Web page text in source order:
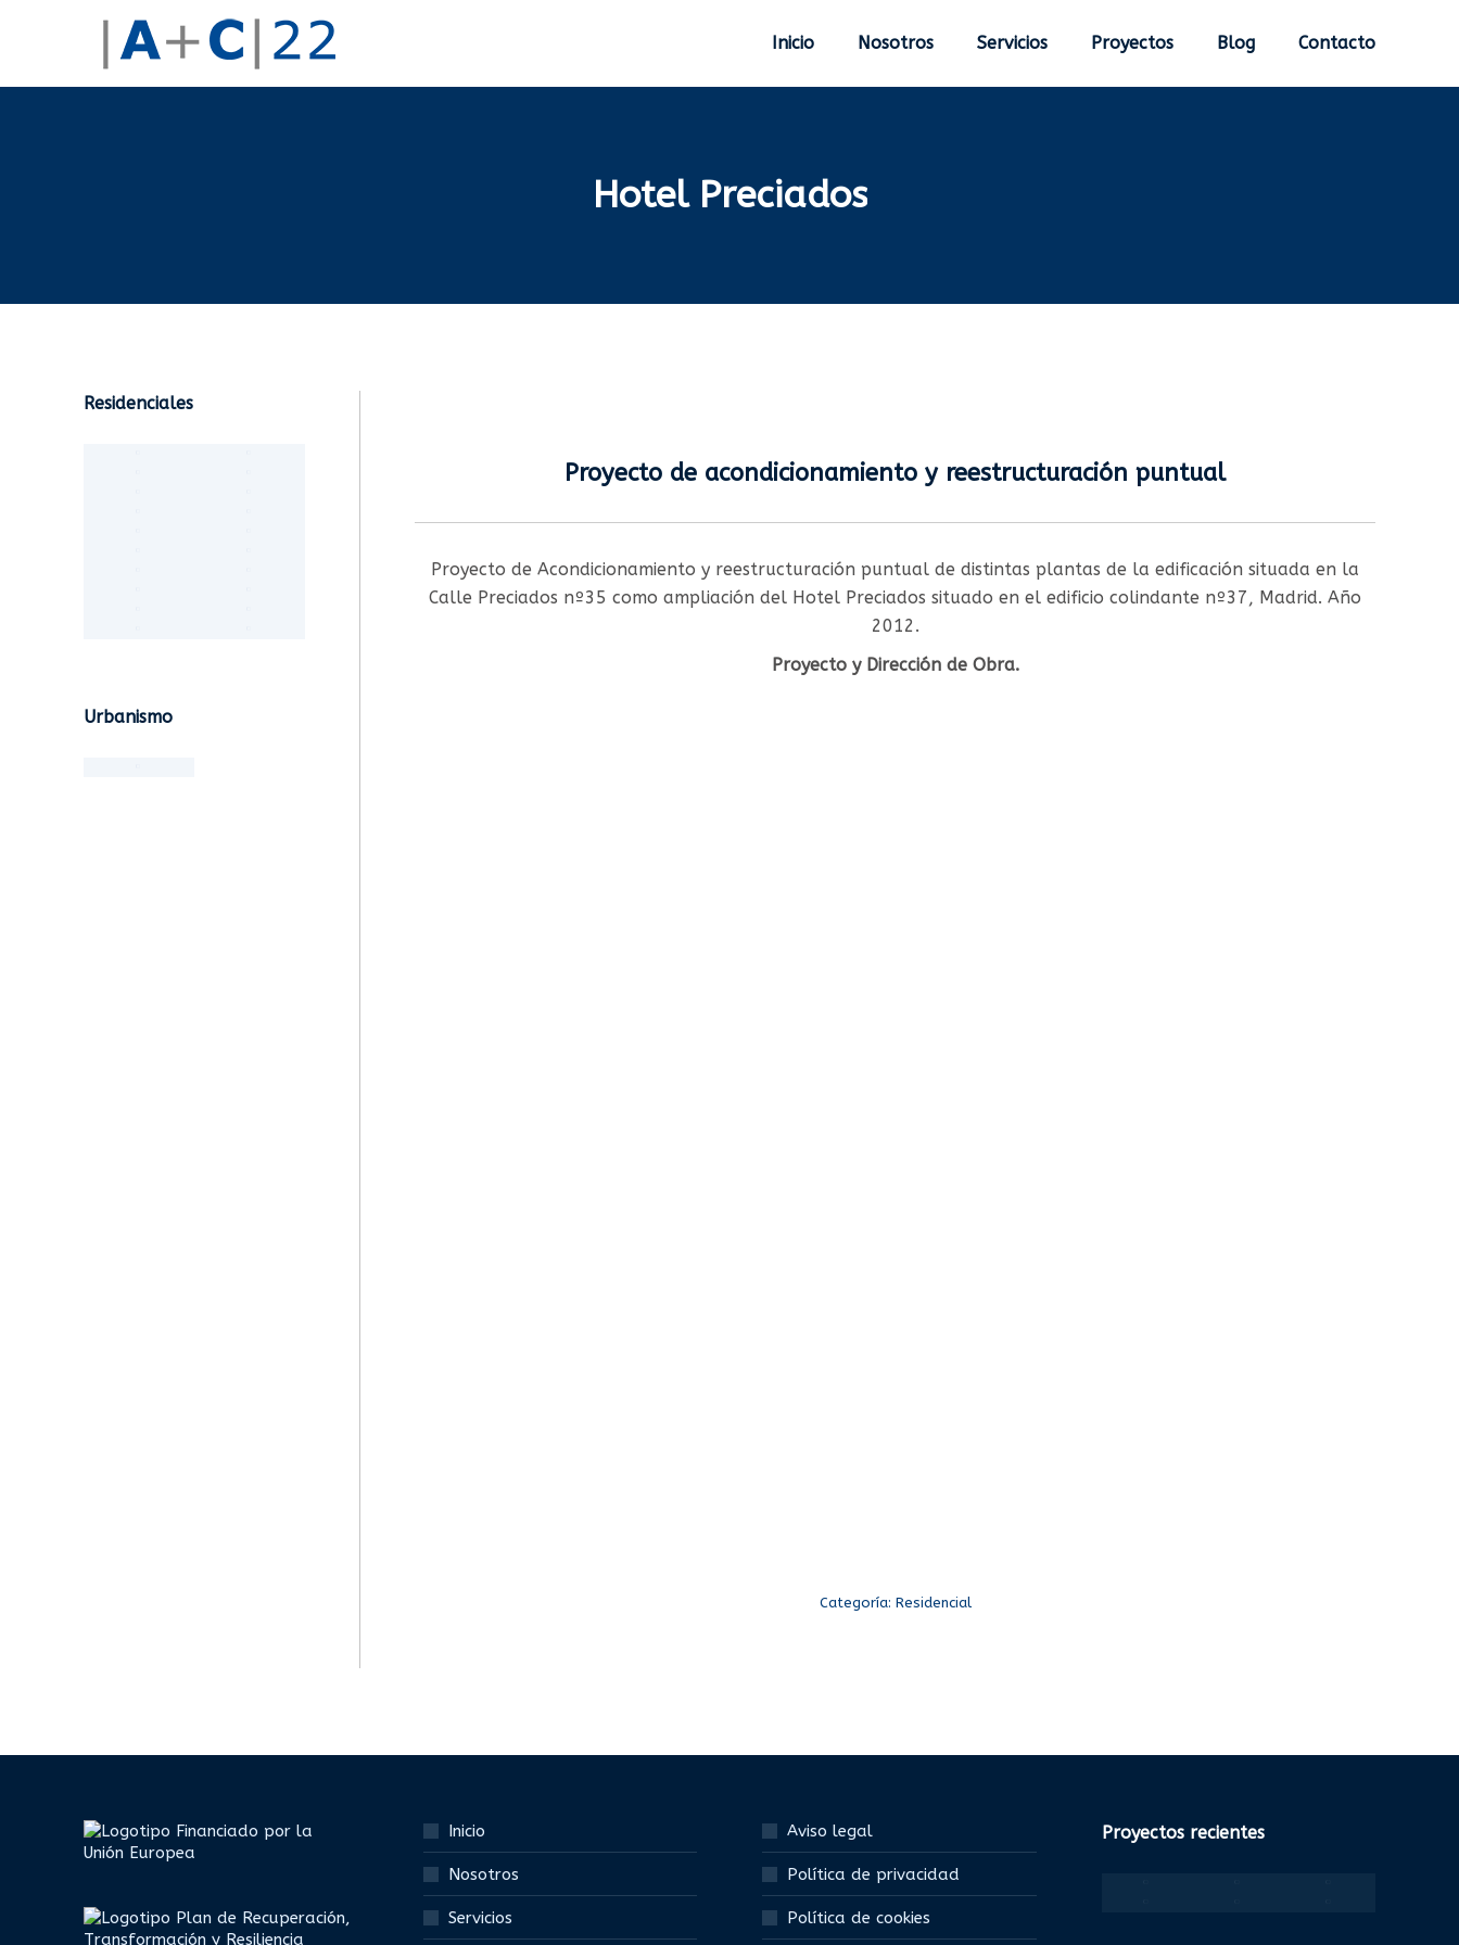
Inicio Nosotros Servicios Proyectos Blog Contacto
Hotel Preciados
Proyecto de acondicionamiento y reestructuración puntual
Proyecto de Acondicionamiento y reestructuración puntual de distintas plantas de la edificación situada en la
Calle Preciados nº35 como ampliación del Hotel Preciados situado en el edificio colindante nº37, Madrid. Año
2012.
Proyecto y Dirección de Obra.
Categoría: Residencial
Residenciales
Urbanismo
Inicio
Nosotros
Servicios
Aviso legal
Política de privacidad
Política de cookies
Proyectos recientes